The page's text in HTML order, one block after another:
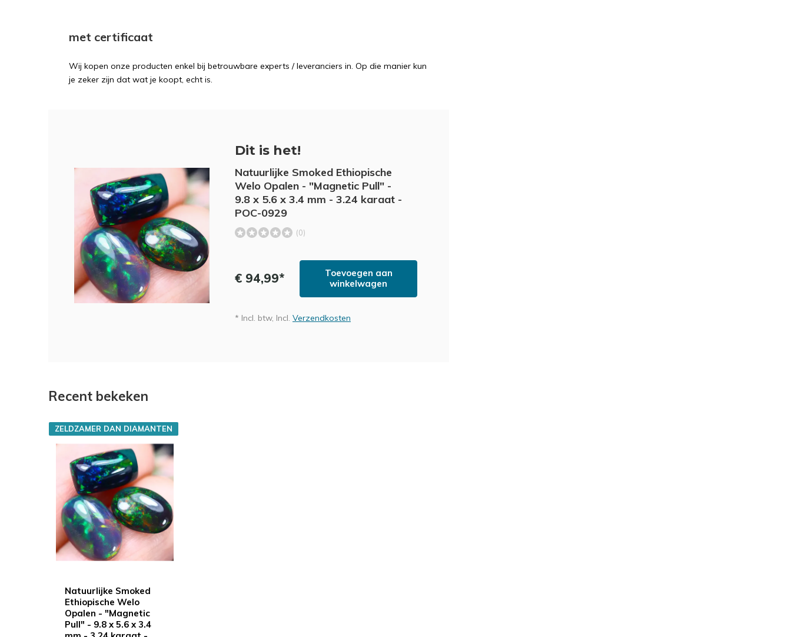
met certificaat
Wij kopen onze producten enkel bij betrouwbare experts / leveranciers in. Op die manier kun
je zeker zijn dat wat je koopt, echt is.
Dit is het!
Natuurlijke Smoked Ethiopische
Welo Opalen - "Magnetic Pull" -
9.8 x 5.6 x 3.4 mm - 3.24 karaat -
POC-0929
(0)
€ 94,99*
Toevoegen aan
winkelwagen
* Incl. btw, Incl. Verzendkosten
Recent bekeken
Natuurlijke Smoked
Ethiopische Welo
Opalen - "Magnetic
Pull" - 9.8 x 5.6 x 3.4
ZELDZAMER DAN DIAMANTEN